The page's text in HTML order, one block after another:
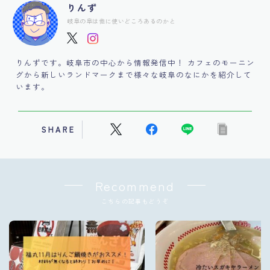
りんず
岐阜の阜は他に使いどころあるのかと
りんずです。岐阜市の中心から情報発信中！ カフェのモーニン
グから新しいランドマークまで様々な岐阜のなにかを紹介して
います。
SHARE
Recommend
こちらの記事もどうぞ